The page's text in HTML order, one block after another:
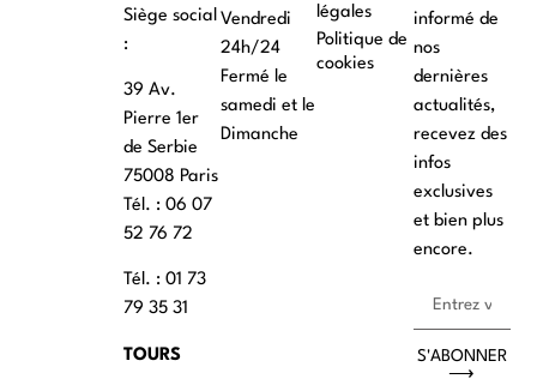
Siège social
:
39 Av.
Pierre 1er
de Serbie
75008 Paris
Tél. : ‭06 07
52 76 72
Tél. : 01 73
79 35 31
TOURS
Vendredi
24h/24
Fermé le
samedi et le
Dimanche
légales
Politique de
cookies
informé de
nos
dernières
actualités,
recevez des
infos
exclusives
et bien plus
encore.
S'ABONNER
⟶